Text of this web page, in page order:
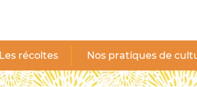
Les récoltes Nos pratiques de